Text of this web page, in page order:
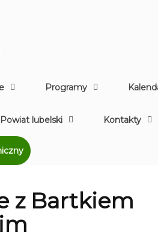
Programy
Powiat lubelski Kontakty
z Bartkiem